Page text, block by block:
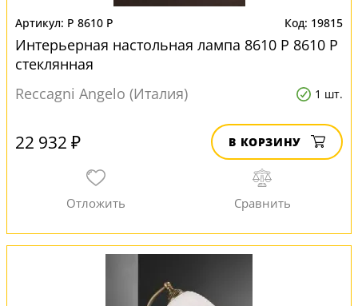
P 8610 P 19815
Интерьерная настольная лампа 8610 P 8610 P
стеклянная
Reccagni Angelo (Италия)
1 шт.
22 932 ₽ В КОРЗИНУ